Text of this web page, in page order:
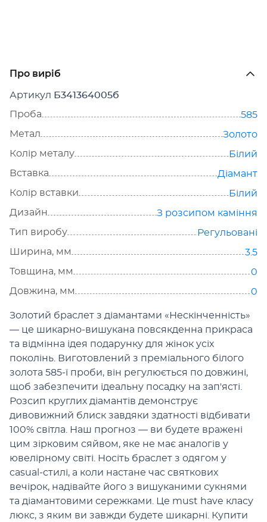
Про виріб
Артикул Б341364005б
Проба
585
Метал
Золото
Колір металу
Білий
Вставка
Діамант
Колір вставки
Білий
Дизайн
З розсипом каміння
Тип виробу
Регульовані
Ширина, мм
3.5
Товщина, мм
0
Довжина, мм
0
Золотий браслет з діамантами «Нескінченність»
— це шикарно-вишукана повсякденна прикраса
та відмінна ідея подарунку для жінок усіх
поколінь. Виготовлений з преміального білого
золота 585-ї проби, він регулюється по довжині,
щоб забезпечити ідеальну посадку на зап'ясті.
Розсип круглих діамантів демонструє
дивовижний блиск завдяки здатності відбивати
100% світла. Наш прогноз — ви будете вражені
цим зірковим сяйвом, яке не має аналогів у
ювелірному світі. Носіть браслет з одягом у
casual-стилі, а коли настане час святкових
вечірок, надівайте його з вишуканими сукнями
та діамантовими сережками. Це must have класу
люкс, з яким ви завжди будете шикарні. Купити